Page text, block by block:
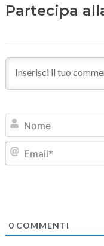
Partecipa
0COMMENTI